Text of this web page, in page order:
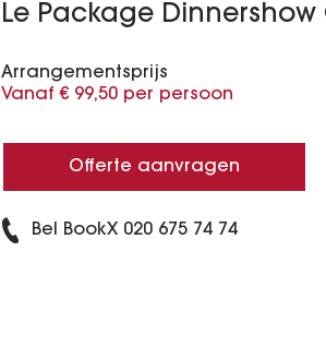
Le Package
Arrangementsprijs
Vanaf € 99,50 per persoon
Offerte aanvragen
Bel BookX 020 675 74 74